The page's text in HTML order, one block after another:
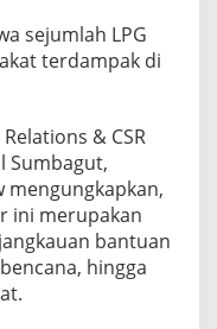
sejumlah LPG
terdampak di
& CSR
Sumbagut,
mengungkapkan,
ini merupakan
bantuan
hingga